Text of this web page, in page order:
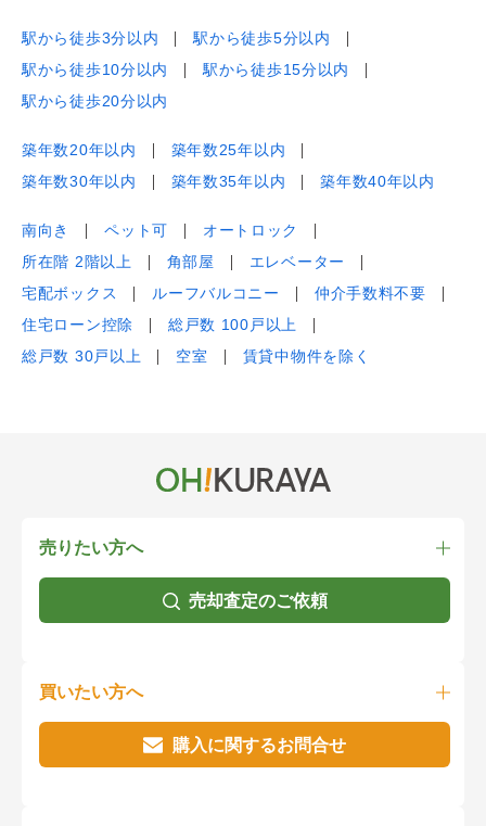
駅から徒歩3分以内
駅から徒歩5分以内
駅から徒歩10分以内
駅から徒歩15分以内
駅から徒歩20分以内
築年数20年以内
築年数25年以内
築年数30年以内
築年数35年以内 築年数40年以内
南向き ペット可
オートロック
所在階 2階以上
角部屋
エレベーター
宅配ボックス
ルーフバルコニー
仲介手数料不要
住宅ローン控除
総戸数 100戸以上
総戸数 30戸以上
空室 賃貸中物件を除く
売りたい方へ
売却査定のご依頼
買いたい方へ
購入に関するお問合せ